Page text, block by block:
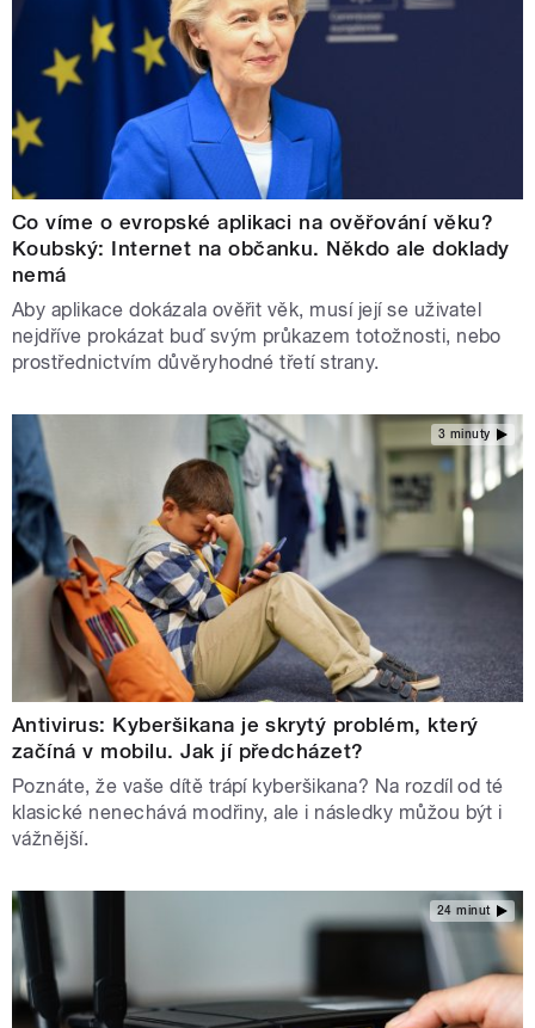
Co víme o evropské aplikaci na ověřování věku?
Koubský: Internet na občanku. Někdo ale doklady
nemá
Aby aplikace dokázala ověřit věk, musí její se uživatel
nejdříve prokázat buď svým průkazem totožnosti, nebo
prostřednictvím důvěryhodné třetí strany.
3 minuty
Antivirus: Kyberšikana je skrytý problém, který
začíná v mobilu. Jak jí předcházet?
Poznáte, že vaše dítě trápí kyberšikana? Na rozdíl od té
klasické nenechává modřiny, ale i následky můžou být i
vážnější.
24 minut